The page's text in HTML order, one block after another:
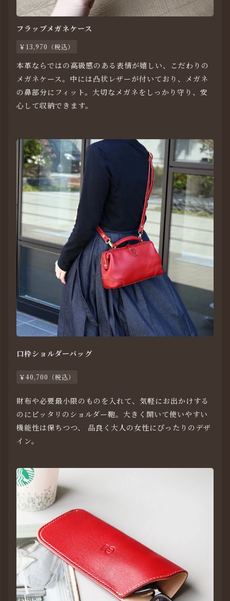
フラップメガネケース
￥13,970（税込）
本革ならではの高級感のある表情が嬉しい、こだわりの
メガネケース。中には凸状レザーが付いており、メガネ
の鼻部分にフィット。大切なメガネをしっかり守り、安
心して収納できます。
口枠ショルダーバッグ
￥40,700（税込）
財布や必要最小限のものを入れて、気軽にお出かけする
のにピッタリのショルダー鞄。大きく開いて使いやすい
機能性は保ちつつ、 品良く大人の女性にぴったりのデザ
イン。